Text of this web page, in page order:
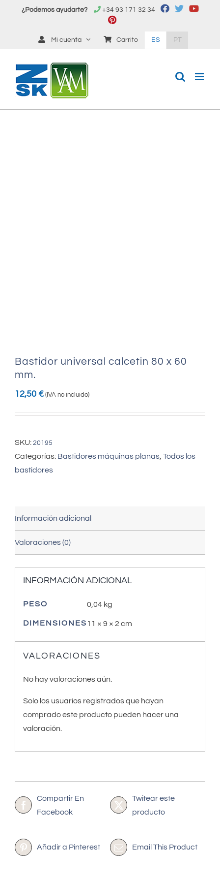
¿Podemos ayudarte? +34 93 171 32 34
Mi cuenta Carrito ES PT
Bastidor universal calcetin 80 x 60
mm.
12,50 € (IVA no incluido)
SKU: 20195
Categorías: Bastidores máquinas planas Todos los
bastidores
Información adicional
Valoraciones (0)
INFORMACIÓN ADICIONAL
PESO 0,04 kg
DIMENSIONES 11 × 9 × 2 cm
VALORACIONES
No hay valoraciones aún.
Solo los usuarios registrados que hayan
comprado este producto pueden hacer una
valoración.
Compartir En
Facebook
Twitear este
producto
Añadir a Pinterest Email This Product